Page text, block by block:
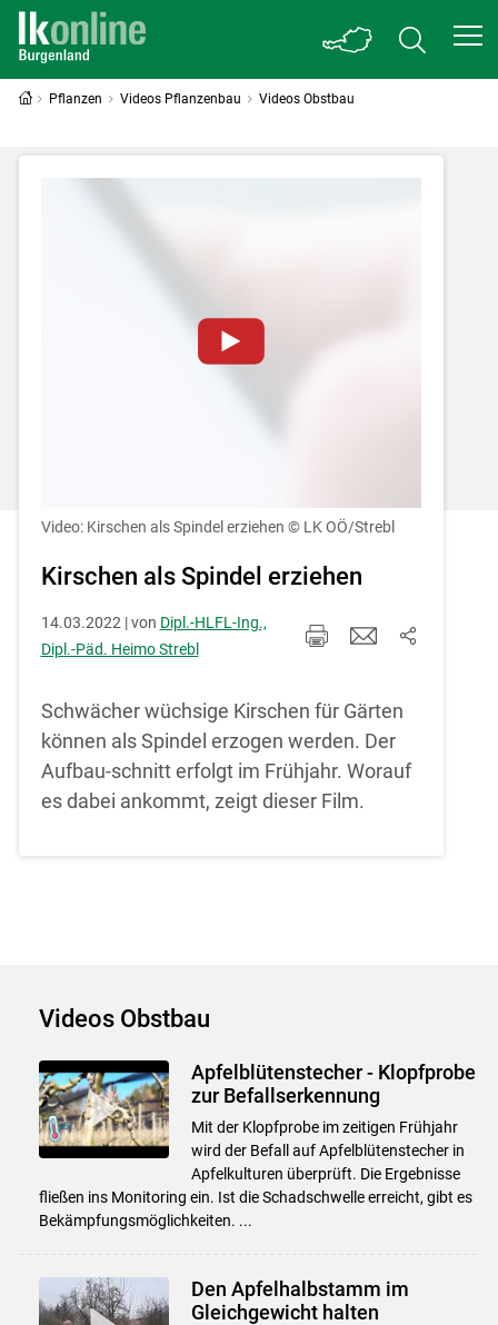
Pflanzen Videos Pflanzenbau Videos Obstbau
Einstellungen jederzeit einsehen und
korrigieren
Akzeptieren
Cookies Einstellungen
Video: Kirschen als Spindel erziehen © LK OÖ/Strebl
Kirschen als Spindel erziehen
14.03.2022 | von Dipl.-HLFL-Ing.,
Dipl.-Päd. Heimo Strebl
Schwächer wüchsige Kirschen für Gärten
können als Spindel erzogen werden. Der
Aufbau-schnitt erfolgt im Frühjahr. Worauf
es dabei ankommt, zeigt dieser Film.
Videos Obstbau
Apfelblütenstecher - Klopfprobe
zur Befallserkennung
Mit der Klopfprobe im zeitigen Frühjahr
wird der Befall auf Apfelblütenstecher in
Apfelkulturen überprüft. Die Ergebnisse
fließen ins Monitoring ein. Ist die Schadschwelle erreicht, gibt es
Bekämpfungsmöglichkeiten. ...
Den Apfelhalbstamm im
Gleichgewicht halten